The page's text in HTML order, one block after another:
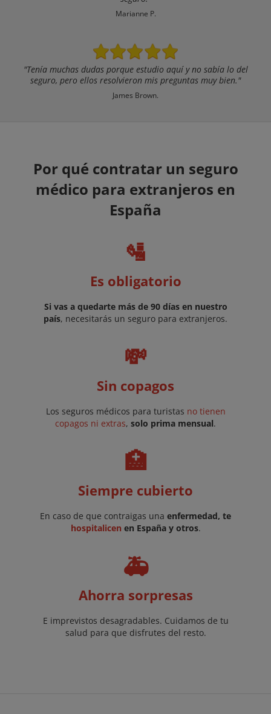
Marianne P.
"Tenía muchas dudas porque estudio aquí y no sabía lo del
seguro, pero ellos resolvieron mis preguntas muy bien."
James Brown.
Por qué contratar un seguro
médico para extranjeros en
España
🛂
Es obligatorio
Si vas a quedarte más de 90 días en nuestro
país, necesitarás un seguro para extranjeros.
💸
Sin copagos
Los seguros médicos para turistas no tienen
copagos ni extras, solo prima mensual.
🏥
Siempre cubierto
En caso de que contraigas una enfermedad, te
hospitalicen en España y otros.
🚑
Ahorra sorpresas
E imprevistos desagradables. Cuidamos de tu
salud para que disfrutes del resto.